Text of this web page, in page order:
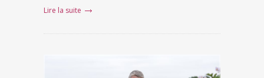
Lire la suite